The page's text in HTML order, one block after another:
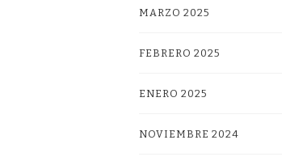
MARZO 2025
FEBRERO 2025
ENERO 2025
NOVIEMBRE 2024